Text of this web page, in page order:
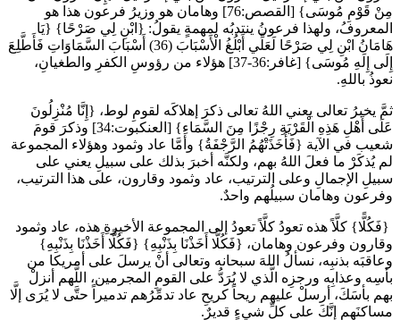
مِنْ قَوْمِ مُوسَى} [القصص:76] وهامان هو وزيرُ فرعون هذا هو
المعروفُ، ولهذا فرعونُ ينتدبُه لمهمةٍ يقولُ: {ابْنِ لِي صَرْحًا} {يَا
هَامَانُ ابْنِ لِي صَرْحًا لَعَلِّي أَبْلُغُ الْأَسْبَابَ (36) أَسْبَابَ السَّمَاوَاتِ فَأَطَّلِعَ
إِلَى إِلَهِ مُوسَى} [غافر:36-37] هؤلاء من رؤوسِ الكفرِ والطغيانِ،
نعوذُ باللهِ.
ثمَّ يخبرُ تعالى يعني اللهُ تعالى ذكرَ إهلاكَه لقومِ لوط، {إِنَّا مُنْزِلُونَ
عَلَى أَهْلِ هَذِهِ الْقَرْيَةِ رِجْزًا مِنَ السَّمَاءِ} [العنكبوت:34] وذكرَ قومَ
شعيب في الآية {فَأَخَذَتْهُمُ الرَّجْفَةُ} وأمَّا عاد وثمود وهؤلاء المجموعة
لم يُذكَرْ ما فعلَ اللهُ بهم، ولكنَّه أخبرَ بذلك على سبيلِ يعني على
سبيلِ الإجمالِ وعلى الترتيب، عاد وثمود وقارون، على هذا الترتيب،
وفرعون وهامان سبيلُهم واحدٌ.
{فَكُلًّا} كلَّاً هذه تعودُ كلَّاً تعودُ إلى المجموعة الأخيرةِ هذه، عاد وثمود
وقارون وفرعون وهامان، {فَكُلًّا أَخَذْنَا بِذَنْبِهِ} {فَكُلًّا أَخَذْنَا بِذَنْبِهِ}
وعاقبَه بذنبِه، نسألُ اللهَ سبحانه وتعالى أنْ يرسلَ على أمريكا من
بأسِه وعذابِه ورجزِه الَّذي لا يُرَدُّ على القومِ المجرمين، اللَّهم أنزلْ
بهم بأسَكَ، أرسلْ عليهم ريحاً كريحِ عاد تدمِّرُهم تدميراً حتَّى لا يُرَى إلَّا
مساكنَهم إنَّكَ على كلِّ شيءٍ قديرٌ.